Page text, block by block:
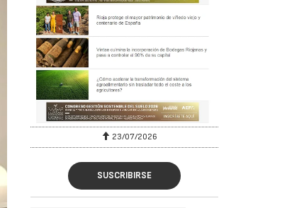
23/07/2026
SUSCRIBIRSE